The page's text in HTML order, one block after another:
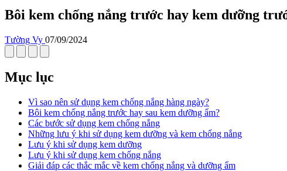
Bôi kem chống nắng trước hay kem dưỡng
Tường Vy 07/09/2024
Mục lục
Vì sao nên sử dụng kem chống nắng hàng ngày?
Bôi kem chống nắng trước hay sau kem dưỡng ẩm?
Các bước sử dụng kem chống nắng
Những lưu ý khi sử dụng kem dưỡng và kem chống nắng
Lưu ý khi sử dụng kem dưỡng
Lưu ý khi sử dụng kem chống nắng
Giải đáp các thắc mắc về kem chống nắng và dưỡng ẩm